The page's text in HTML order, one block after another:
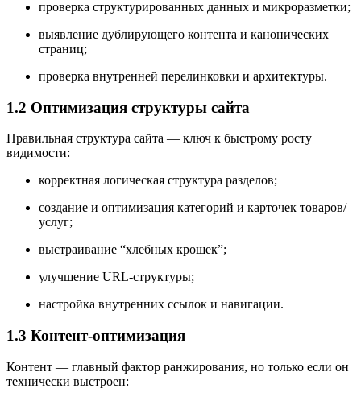
проверка структурированных данных и микроразметки;
выявление дублирующего контента и канонических
страниц;
проверка внутренней перелинковки и архитектуры.
1.2 Оптимизация структуры сайта
Правильная структура сайта — ключ к быстрому росту
видимости:
корректная логическая структура разделов;
создание и оптимизация категорий и карточек товаров/
услуг;
выстраивание “хлебных крошек”;
улучшение URL-структуры;
настройка внутренних ссылок и навигации.
1.3 Контент-оптимизация
Контент — главный фактор ранжирования, но только если он
технически выстроен: